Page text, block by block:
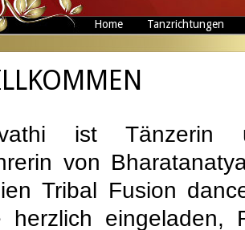
Home Tanzrichtungen
ist Tänzerin
von
Tribal Fusion
herzlich eingeladen,